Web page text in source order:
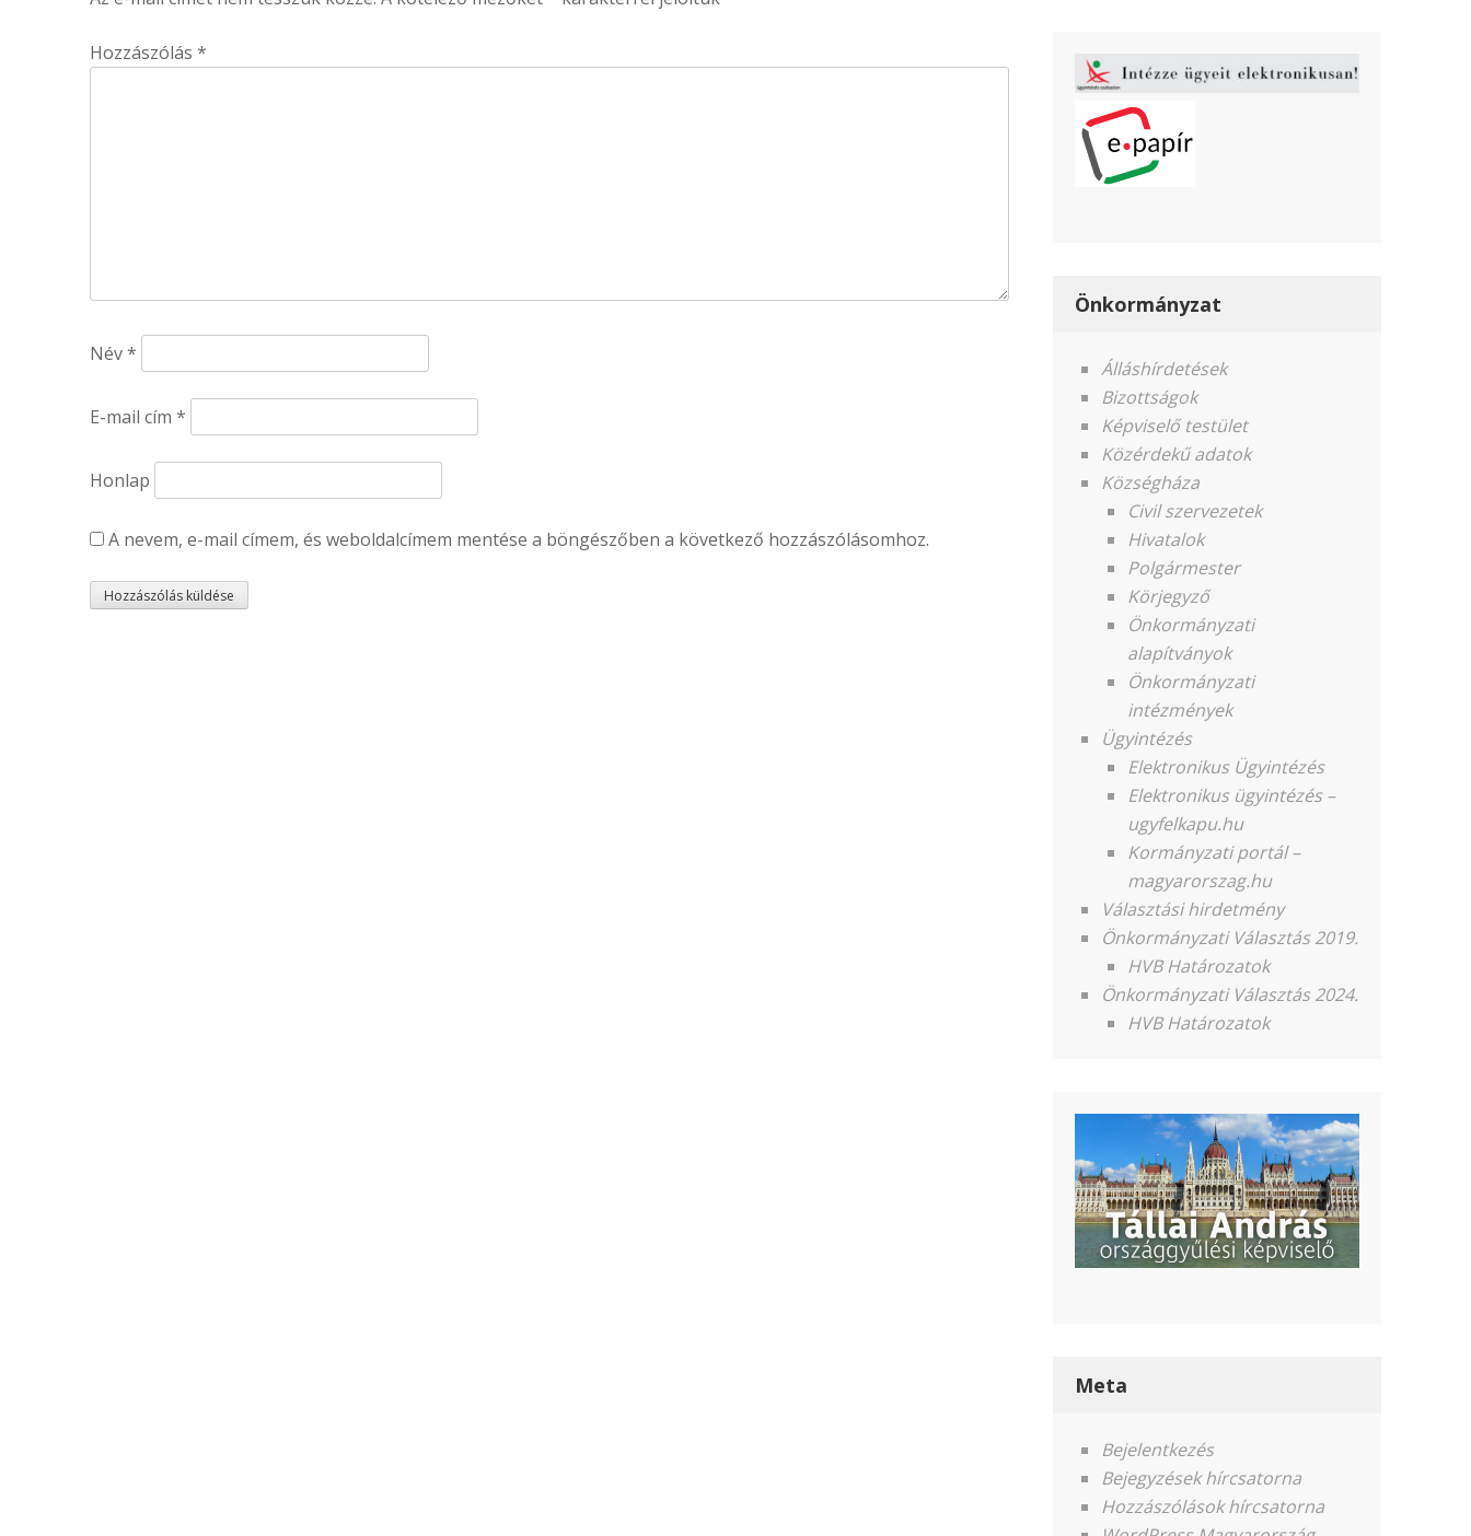
Hozzászólás *
Név*
E-mail cím *
Honlap
A nevem, e-mail címem, és weboldalcímem mentése a böngészőben a következő hozzászólásomhoz.
Önkormányzat
Álláshírdetések
Bizottságok
Képviselő testület
Közérdekű adatok
Községháza
Civil szervezetek
Hivatalok
Polgármester
Körjegyző
Önkormányzati
alapítványok
Önkormányzati
intézmények
Ügyintézés
Elektronikus Ügyintézés
Elektronikus ügyintézés –
ugyfelkapu.hu
Kormányzati portál –
magyarorszag.hu
Választási hirdetmény
Önkormányzati Választás 2019.
HVB Határozatok
Önkormányzati Választás 2024.
HVB Határozatok
Meta
Bejelentkezés
Bejegyzések hírcsatorna
Hozzászólások hírcsatorna